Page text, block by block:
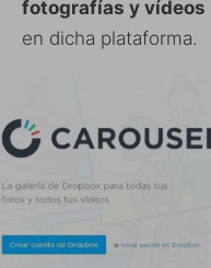
fotografías y vídeos
en dicha plataforma.